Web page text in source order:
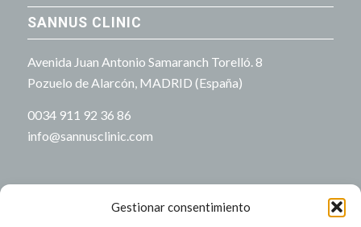
Gestionar consentimiento
SANNUS CLINIC
Avenida Juan Antonio Samaranch Torelló. 8
Pozuelo de Alarcón, MADRID (España)
0034 911 92 36 86
info@sannusclinic.com